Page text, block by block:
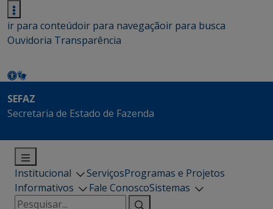
ir para conteúdoir para navegaçãoir para busca
Ouvidoria Transparência
SEFAZ
Secretaria de Estado de Fazenda
Institucional ServiçosProgramas e Projetos
Informativos
Fale ConoscoSistemas
Pesquisar